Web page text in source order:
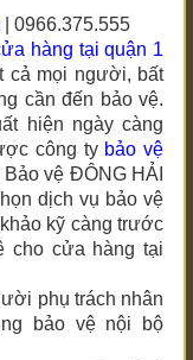
| 0966.375.555
hàng tại quận 1
cả mọi người, bất
cần đến bảo vệ.
hiện ngày càng
công ty bảo vệ
Bảo vệ ĐÔNG HẢI
dịch vụ bảo vệ
kỹ càng trước
cho cửa hàng tại
phụ trách nhân
bảo vệ nội bộ